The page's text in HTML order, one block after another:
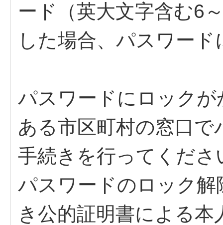
ード（英大文字含む6
した場合、パスワー
パスワードにロック
ある市区町村の窓口
手続きを行ってくださ
パスワードのロック
き公的証明書による